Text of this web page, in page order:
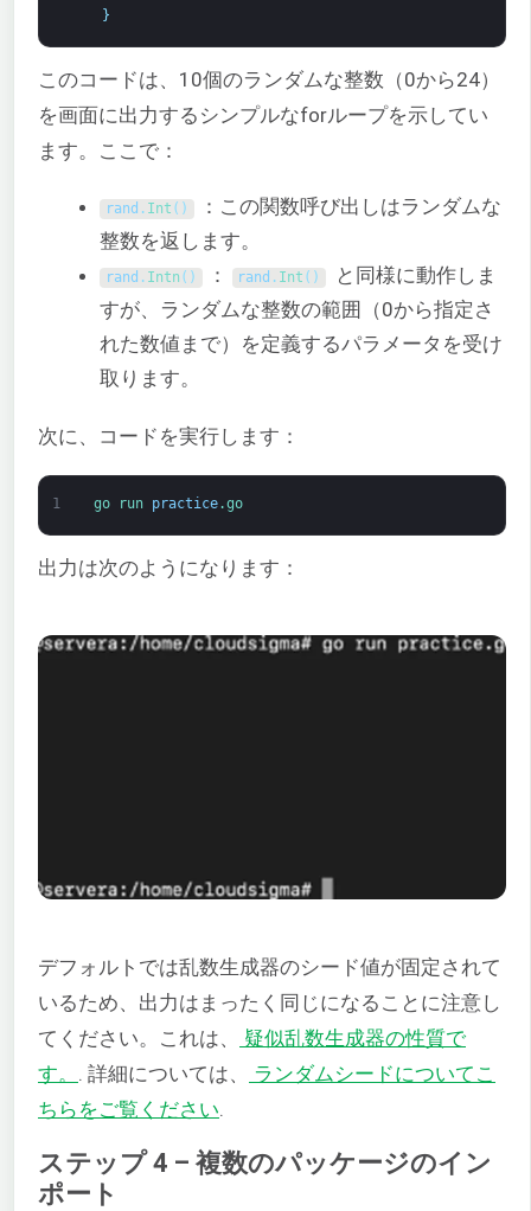
}
このコードは、10個のランダムな整数（0から24）
を画面に出力するシンプルなforループを示してい
ます。ここで：
rand . Int ( ) ：この関数呼び出しはランダムな
整数を返します。
rand . Intn ( ) ： rand . Int ( )
と同様に動作しま
すが、ランダムな整数の範囲（0から指定さ
れた数値まで）を定義するパラメータを受け
取ります。
次に、コードを実行します：
1 go run practice.go
出力は次のようになります：
デフォルトでは乱数生成器のシード値が固定されて
いるため、出力はまったく同じになることに注意し
てください。これは、
疑似乱数生成器の性質で
す。 . 詳細については、
ランダムシードについてこ
ちらをご覧ください.
ステップ 4 – 複数のパッケージのイン
ポート